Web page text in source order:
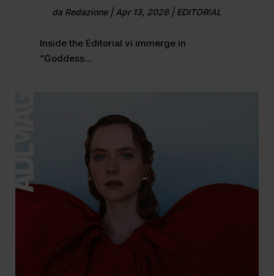
da Redazione| Apr 13, 2026| EDITORIAL
Inside the Editorial vi immerge in
“Goddess...